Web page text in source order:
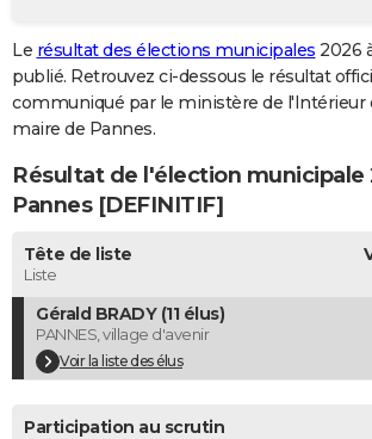
GUIDES D'ACHAT
BONS PLANS
CARTE DE VOEUX
Carte de Noël
Carte Bonne année
Carte Saint-Valentin
Carte Pâques
Carte d'anniversaire
DICTIONNAIRE
Dictionnaire
Biographies
Citations
Expressions
Proverbes
PROGRAMME TV
COPAINS D'AVANT
S'inscrire
Se connecter
Lycées
Collèges
Primaires
Universités
Entreprises
Service militaire
Avis de recherche
AVIS DE DÉCÈS
FORUM
Le résultat des élections municipales 2026
publié. Retrouvez ci-dessous le résultat
communiqué par le ministère de l'Intérieur
maire de Pannes.
Résultat de l'élection municipale
Pannes [DEFINITIF]
Tête de liste
Liste
Gérald BRADY (11 élus)
PANNES, village d'avenir
Voir la liste des élus
Participation au scrutin